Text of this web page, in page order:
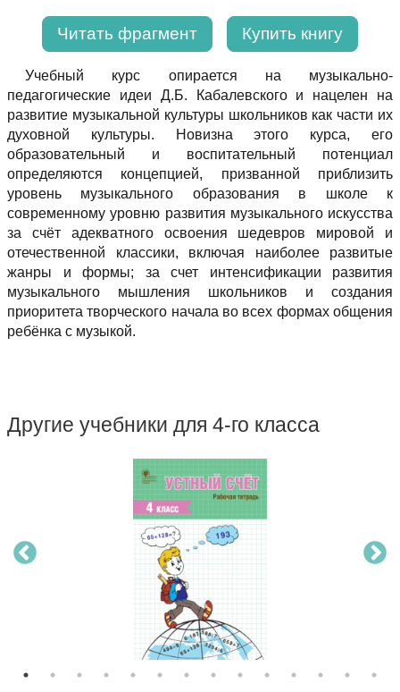
Читать фрагмент Купить книгу
Учебный курс опирается на музыкально-
педагогические идеи Д.Б. Кабалевского и нацелен на
развитие музыкальной культуры школьников как части их
духовной культуры. Новизна этого курса, его
образовательный и воспитательный потенциал
определяются концепцией, призванной приблизить
уровень музыкального образования в школе к
современному уровню развития музыкального искусства
за счёт адекватного освоения шедевров мировой и
отечественной классики, включая наиболее развитые
жанры и формы; за счет интенсификации развития
музыкального мышления школьников и создания
приоритета творческого начала во всех формах общения
ребёнка с музыкой.
Другие учебники для 4-го класса